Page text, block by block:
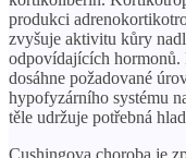
produkci
zvyšuje aktivitu kůry
odpovídajících hormonů.
dosáhne požadované
hypofyzárního systému
těle udržuje potřebná